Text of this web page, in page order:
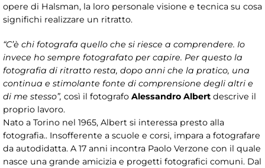
opere di Halsman, la loro personale visione e tecnica su cosa
significhi realizzare un ritratto.
“C’è chi fotografa quello che si riesce a comprendere. Io
invece ho sempre fotografato per capire. Per questo la
fotografia di ritratto resta, dopo anni che la pratico, una
continua e stimolante fonte di comprensione degli altri e
di me stesso”, così il fotografo Alessandro Albert descrive il
proprio lavoro.
Nato a Torino nel 1965, Albert si interessa presto alla
fotografia.. Insofferente a scuole e corsi, impara a fotografare
da autodidatta. A 17 anni incontra Paolo Verzone con il quale
nasce una grande amicizia e progetti fotografici comuni. Dal